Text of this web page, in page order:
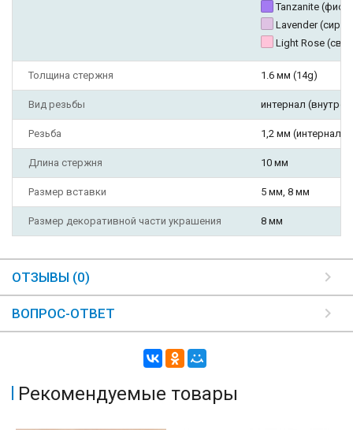
Tanzanite
Lavender
Light Rose
Толщина стержня 1.6 мм (14g)
Вид резьбы интернал
Резьба 1,2 мм (интернал,
Длина стержня 10 мм
Размер вставки 5 мм, 8 мм
Размер декоративной части украшения 8 мм
ОТЗЫВЫ (0)
ВОПРОС-ОТВЕТ
Рекомендуемые товары